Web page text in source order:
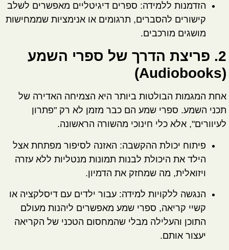
הזדמנות ללמידה: ספרים דיגיטליים מאפשרים לשלב
קישורים להסברים, תרגומים או אנימציות שממחישות
מושגים מורכבים.
2. פריצת הדרך של ספרי השמע
(Audiobooks)
אחת המגמות הבולטות ביותר היא הצמיחה האדירה של
תכני השמע. ספרי שמע הם כבר מזמן לא רק "פתרון
לעיוורים", אלא כלי חינוכי מהשורה הראשונה.
פיתוח יכולת ההקשבה: האזנה לסיפור מפתחת אצל
הילד את היכולת לבנות תמונות מנטליות ללא עזרה
ויזואלית, מה שמחזק את הדמיון.
הנגשה ללקויות למידה: עבור ילדים עם דיסלקציה או
קשיי קריאה, ספרי שמע מאפשרים ליהנות מעולם
התוכן והעלילה מבלי שהמחסום הטכני של הקריאה
יעצור אותם.